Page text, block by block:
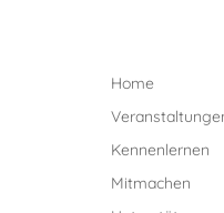
Home
Kennenlernen
Mitmachen